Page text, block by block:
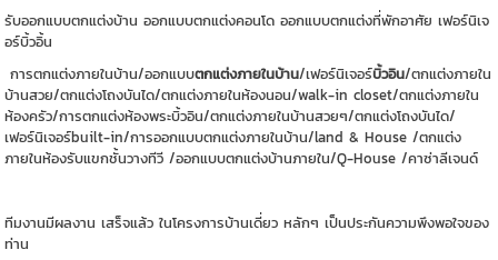
รับออกแบบตกแต่งบ้าน ออกแบบตกแต่งคอนโด ออกแบบตกแต่งที่พักอาศัย เฟอร์นิเจ
อร์บิ้วอิ้น
การตกแต่งภายในบ้าน/ออกแบบตกแต่งภายในบ้าน/เฟอร์นิเจอร์บิ้วอิน/ตกแต่งภายใน
บ้านสวย/ตกแต่งโถงบันได/ตกแต่งภายในห้องนอน/walk-in closet/ตกแต่งภายใน
ห้องครัว/การตกแต่งห้องพระบิ้วอิน/ตกแต่งภายในบ้านสวยๆ/ตกแต่งโถงบันได/
เฟอร์นิเจอร์built-in/การออกแบบตกแต่งภายในบ้าน/land & House /ตกแต่ง
ภายในห้องรับแขกชั้นวางทีวี /ออกแบบตกแต่งบ้านภายใน/Q-House /คาซ่าลีเจนด์
ทีมงานมีผลงาน เสร็จแล้ว ในโครงการบ้านเดี่ยว หลักๆ เป็นประกันความพึงพอใจของ
ท่าน